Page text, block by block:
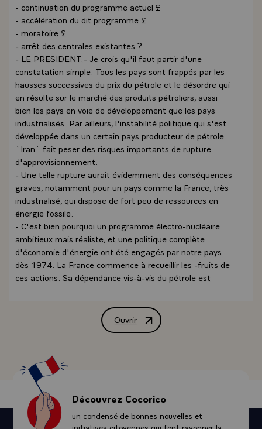
- continuation du programme actuel £
- accélération du dit programme £
- moratoire £
- arrêt des centrales existantes ?
- LE PRESIDENT.- Je crois qu'il faut partir d'une
constatation simple. Tous les pays sont frappés par les
hausses successives du prix du pétrole et le désordre qui
en résulte sur le marché des produits pétroliers, aussi
bien les pays en voie de développement que les pays
industrialisés. Par ailleurs, l'instabilité politique qui s'est
développée dans un certain pays producteur de pétrole
`Iran` fait peser des risques importants de rupture
d'approvisionnement.
- Une telle rupture aurait évidemment des conséquences
graves, notamment pour un pays comme la France, très
industrialisé, qui dispose de fort peu de ressources en
énergie fossile.
- C'est bien pourquoi un programme électro-nucléaire
ambitieux mais réaliste, et une politique complète
d'économie d'énergie ont été engagés par notre pays
dès 1974. La France commence à recueillir les -fruits de
ces actions. Sa dépendance vis-à-vis du pétrole est
programme énergétique français vient d'être réexaminé,
et de nouveaux objectifs ont été fixés pour 1990.
France, qu'il s'agisse des économies d'énergie, des
énergies nouvelles, de l'énergie nucléaire, permet de
prévoir un taux de dépendance vis-à-vis du pétrole qui
sera à peine de-l'ordre de 30 %.\
`Réponse`
- La France est, et sera davantage encore, le pays
Ouvrir
Interview de M. Valéry Giscard
Découvrez Cocorico
un condensé de bonnes nouvelles et